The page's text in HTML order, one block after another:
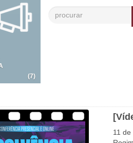
(7)
11